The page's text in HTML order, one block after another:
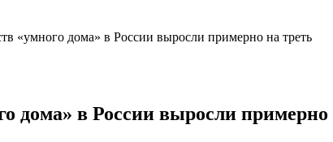
«умного дома» в России выросли примерно на треть
дома» в России выросли примерно